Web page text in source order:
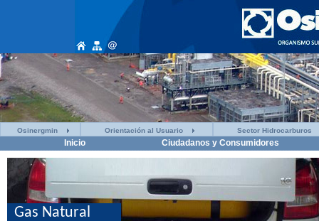
Osinergmin Orientación al Usuario Sector Hidrocarburos
Inicio Ciudadanos y Consumidores